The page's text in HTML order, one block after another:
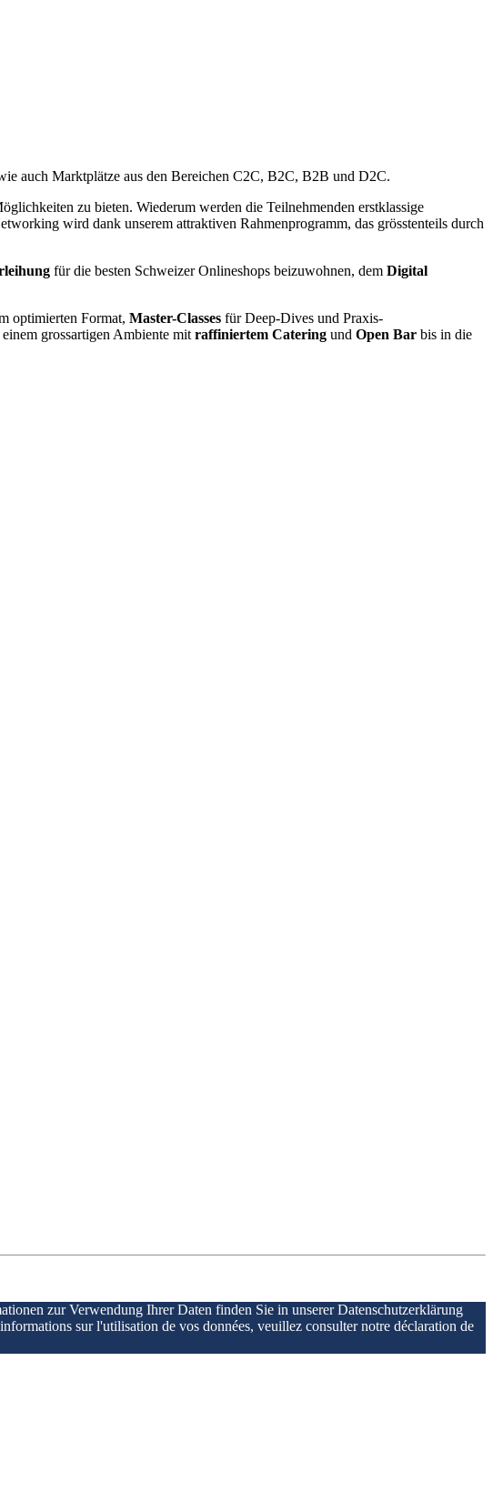
auch Marktplätze aus den Bereichen C2C, B2C, B2B und D2C.
zu bieten. Wiederum werden die Teilnehmenden erstklassige
wird dank unserem attraktiven Rahmenprogramm, das grösstenteils durch
für die besten Schweizer Onlineshops beizuwohnen, dem Digital
optimierten Format, Master-Classes für Deep-Dives und Praxis-
grossartigen Ambiente mit raffiniertem Catering und Open Bar bis in die
zur Verwendung Ihrer Daten finden Sie in unserer Datenschutzerklärung
sur l'utilisation de vos données, veuillez consulter notre déclaration de